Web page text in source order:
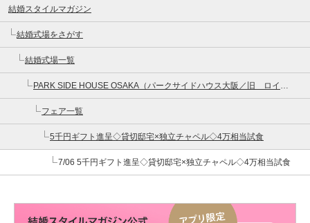
結婚スタイルマガジン
結婚式場をさがす
結婚式場一覧
PARK SIDE HOUSE OSAKA（パークサイドハウス大阪／旧 ロイヤルガーデン大阪梅田）
フェア一覧
5千円ギフト進呈◇貸切邸宅×独立チャペル◇4万相当試食
7/06 5千円ギフト進呈◇貸切邸宅×独立チャペル◇4万相当試食